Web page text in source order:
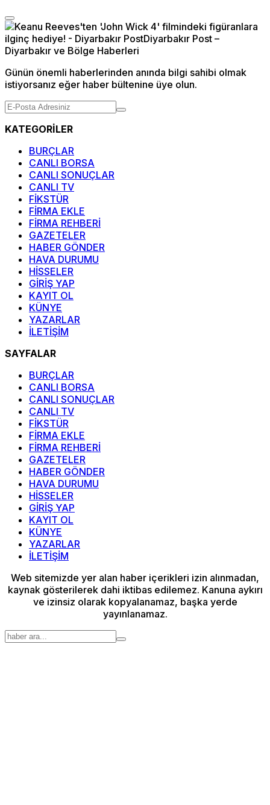
Günün önemli haberlerinden anında bilgi sahibi olmak
istiyorsanız eğer haber bültenine üye olun.
KATEGORİLER
BURÇLAR
CANLI BORSA
CANLI SONUÇLAR
CANLI TV
FİKSTÜR
FİRMA EKLE
FİRMA REHBERİ
GAZETELER
HABER GÖNDER
HAVA DURUMU
HİSSELER
GİRİŞ YAP
KAYIT OL
KÜNYE
YAZARLAR
İLETİŞİM
SAYFALAR
BURÇLAR
CANLI BORSA
CANLI SONUÇLAR
CANLI TV
FİKSTÜR
FİRMA EKLE
FİRMA REHBERİ
GAZETELER
HABER GÖNDER
HAVA DURUMU
HİSSELER
GİRİŞ YAP
KAYIT OL
KÜNYE
YAZARLAR
İLETİŞİM
Web sitemizde yer alan haber içerikleri izin alınmadan,
kaynak gösterilerek dahi iktibas edilemez. Kanuna aykırı
ve izinsiz olarak kopyalanamaz, başka yerde
yayınlanamaz.